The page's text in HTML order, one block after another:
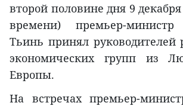
второй половине дня 9
времени) премьер-
Тьинь принял руководителей
экономических групп из
Европы.
На встречах премьер-